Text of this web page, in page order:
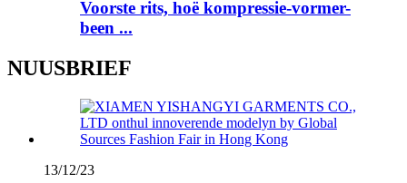
Voorste rits, hoë kompressie-vormer-
been ...
NUUSBRIEF
13/12/23